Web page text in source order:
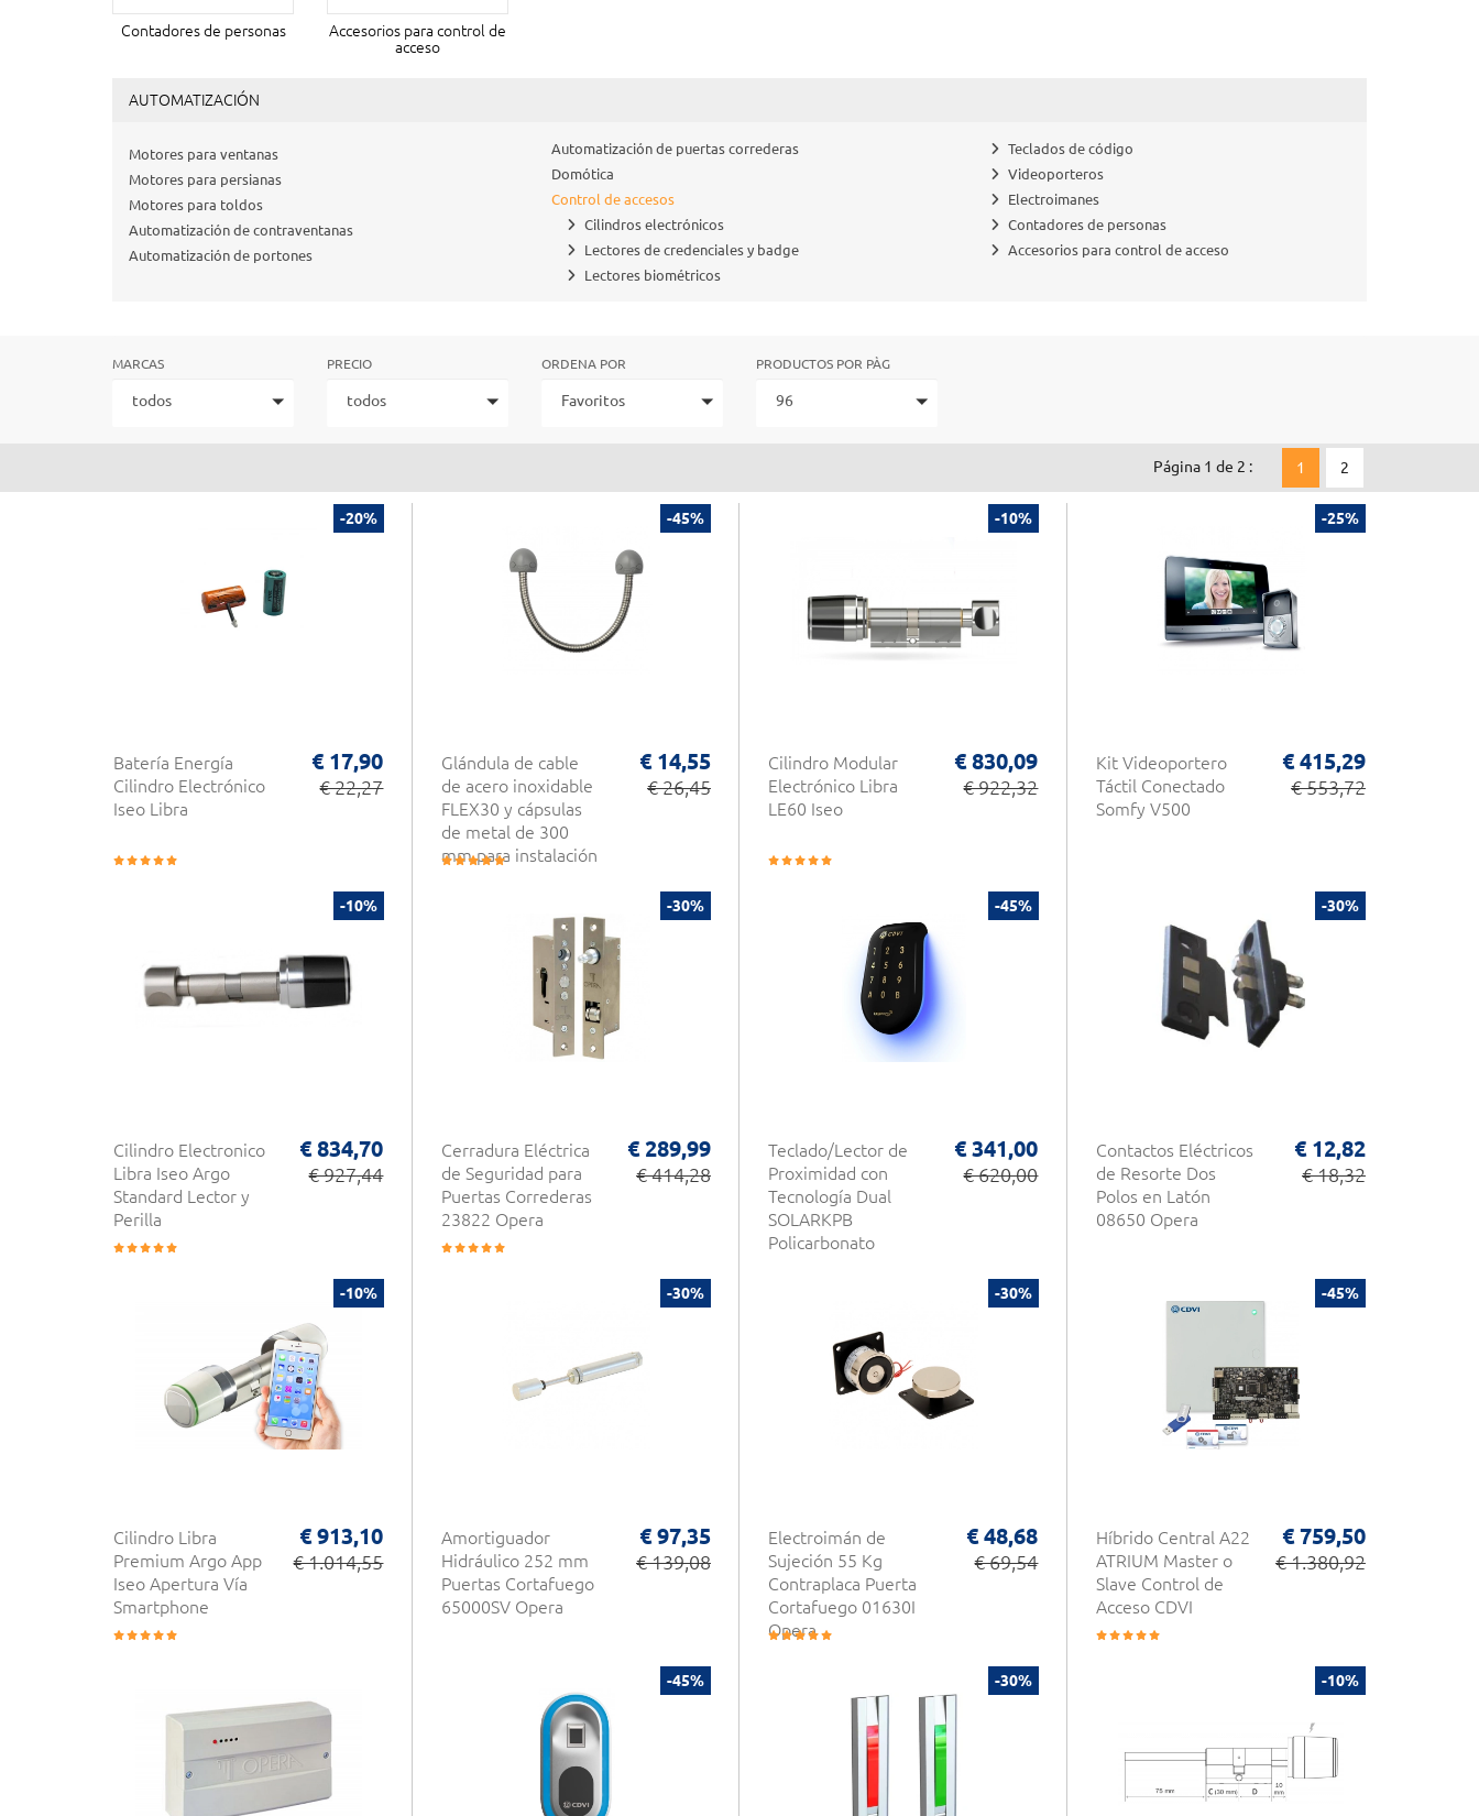
Contadores de personas
Accesorios para control de
acceso
AUTOMATIZACIÓN
Motores para ventanas
Motores para persianas
Motores para toldos
Automatización de contraventanas
Automatización de portones
Automatización de puertas correderas
Domótica
Control de accesos
Cilindros electrónicos
Lectores de credenciales y badge
Lectores biométricos
Teclados de código
Videoporteros
Electroimanes
Contadores de personas
Accesorios para control de acceso
MARCAS
todos
PRECIO
todos
ORDENA POR
Favoritos
PRODUCTOS POR PÀG
96
Página 1 de 2 : 1 2
-20%
Batería Energía
Cilindro Electrónico
Iseo Libra
€ 17,90
€ 22,27
-45%
Glándula de cable
de acero inoxidable
FLEX30 y cápsulas
de metal de 300
mm para instalación
automáticas CDVI
€ 14,55
€ 26,45
-10%
Cilindro Modular
Electrónico Libra
LE60 Iseo
€ 830,09
€ 922,32
-25%
Kit Videoportero
Táctil Conectado
Somfy V500
€ 415,29
€ 553,72
-10%
Cilindro Electronico
Libra Iseo Argo
Standard Lector y
Perilla
€ 834,70
€ 927,44
-30%
Cerradura Eléctrica
de Seguridad para
Puertas Correderas
23822 Opera
€ 289,99
€ 414,28
-45%
Teclado/Lector de
Proximidad con
Tecnología Dual
SOLARKPB
Policarbonato
Design Innovador
€ 341,00
€ 620,00
-30%
Contactos Eléctricos
de Resorte Dos
Polos en Latón
08650 Opera
€ 12,82
€ 18,32
-10%
Cilindro Libra
Premium Argo App
Iseo Apertura Vía
Smartphone
€ 913,10
€ 1.014,55
-30%
Amortiguador
Hidráulico 252 mm
Puertas Cortafuego
65000SV Opera
€ 97,35
€ 139,08
-30%
Electroimán de
Sujeción 55 Kg
Contraplaca Puerta
Cortafuego 01630I
Opera
€ 48,68
€ 69,54
-45%
Híbrido Central A22
ATRIUM Master o
Slave Control de
Acceso CDVI
€ 759,50
€ 1.380,92
-45% -30% -10%